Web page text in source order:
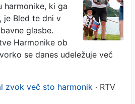
harmonike, ki ga
je Bled te dni v
glasbe.
Harmonike ob
se danes udeležuje več
zvok več sto harmonik · RTV